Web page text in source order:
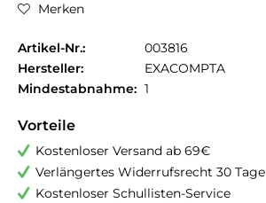
Merken
Artikel-Nr.:
003816
Hersteller:
EXACOMPTA
Mindestabnahme: 1
Vorteile
Kostenloser Versand ab 69€
Verlängertes Widerrufsrecht 30 Tage
Kostenloser Schullisten-Service